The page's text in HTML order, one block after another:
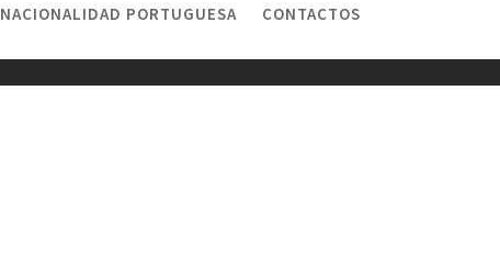
NACIONALIDAD PORTUGUESA CONTACTOS